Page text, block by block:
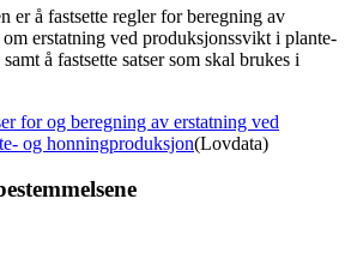
er å fastsette regler for beregning av
erstatning ved produksjonssvikt i plante-
å fastsette satser som skal brukes i
for og beregning av erstatning ved
og honningproduksjon(Lovdata)